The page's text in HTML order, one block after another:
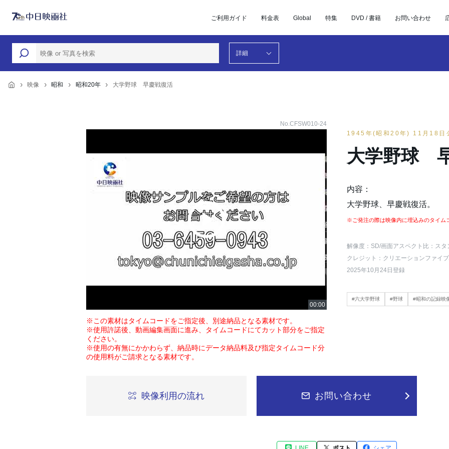
ご利用ガイド 料金表 Global 特集 DVD / 書籍 お問い合わせ
詳細
映像 昭和 昭和20年 大学野球 早慶戦復活
No.CFSW010-24
※この素材はタイムコードをご指定後、別途納品となる素材です。
※使用許諾後、動画編集画面に進み、タイムコードにてカット部分をご指定
ください。
※使用の有無にかかわらず、納品時にデータ納品料及び指定タイムコード分
の使用料がご請求となる素材です。
1945年(昭和20年) 11月18日
大学野球
内容：
大学野球、早慶戦復活。
※ご発注の際は映像内に埋込みのタイム
解像度：SD/画面アスペクト比：スタ
クレジット：クリエーションファイ
2025年10月24日登録
#六大学野球 #野球 #昭和の記録映
映像利用の流れ お問い合わせ